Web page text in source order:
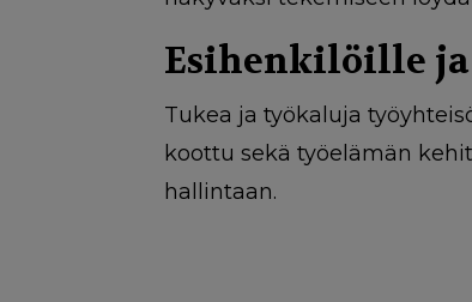
Esihenkilöille
Tukea ja työkaluja
koottu sekä työelämän
hallintaan.